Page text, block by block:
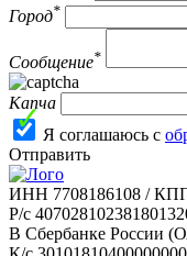
Город*
Сообщение*
Капча
Я соглашаюсь с
Отправить
ИНН 7708186108 / КПП
Р/с
В Сбербанке России